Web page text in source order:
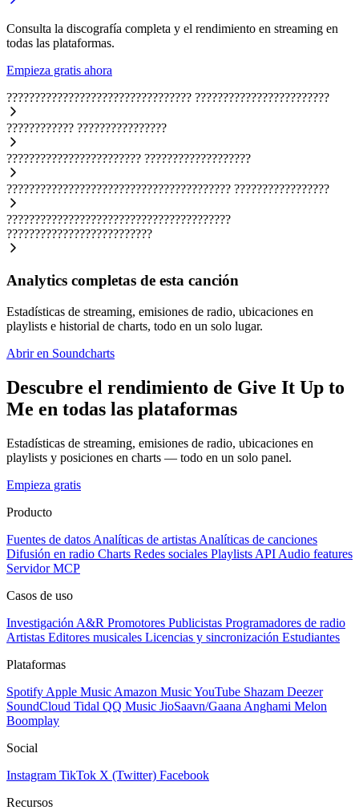
Consulta la discografía completa y el rendimiento en streaming en
todas las plataformas.
Empieza gratis ahora
????????????????????????????????? ????????????????????????
???????????? ????????????????
???????????????????????? ???????????????????
???????????????????????????????????????? ?????????????????
????????????????????????????????????????
??????????????????????????
Analytics completas de esta canción
Estadísticas de streaming, emisiones de radio, ubicaciones en
playlists e historial de charts, todo en un solo lugar.
Abrir en Soundcharts
Descubre el rendimiento de Give It Up to
Me en todas las plataformas
Estadísticas de streaming, emisiones de radio, ubicaciones en
playlists y posiciones en charts — todo en un solo panel.
Empieza gratis
Producto
Fuentes de datos Analíticas de artistas Analíticas de canciones
Difusión en radio Charts Redes sociales Playlists API Audio features
Servidor MCP
Casos de uso
Investigación A&R Promotores Publicistas Programadores de radio
Artistas Editores musicales Licencias y sincronización Estudiantes
Plataformas
Spotify Apple Music Amazon MusicYouTube Shazam Deezer
SoundCloud Tidal QQ Music JioSaavn/Gaana Anghami Melon
Boomplay
Social
Instagram TikTok X (Twitter) Facebook
Recursos